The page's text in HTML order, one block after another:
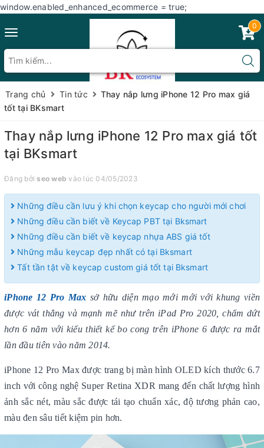
window.enabled_enhanced_ecommerce = true;
Toggle
0
Trang chủ Tin tức
Thay nắp lưng iPhone 12 Pro max giá
tốt tại BKsmart
Thay nắp lưng iPhone 12 Pro max giá tốt
tại BKsmart
Đăng bởiseo web vào lúc 04/05/2023
Những điều cần lưu ý khi chọn keycap cho người mới chơi
Những điều cần biết về Keycap PBT tại Bksmart
Những điều cần biết về keycap nhựa ABS giá tốt
Những mẫu keycap đẹp nhất có tại Bksmart
Tất tần tật về keycap custom giá tốt tại Bksmart
iPhone 12 Pro Max sở hữu diện mạo mới mới với khung viền
được vát thẳng và mạnh mẽ như trên iPad Pro 2020, chấm dứt
hơn 6 năm với kiểu thiết kế bo cong trên iPhone 6 được ra mắt
lần đầu tiên vào năm 2014.
iPhone 12 Pro Max được trang bị màn hình OLED kích thước 6.7
inch với công nghệ Super Retina XDR mang đến chất lượng hình
ảnh sắc nét, màu sắc được tái tạo chuẩn xác, độ tương phản cao,
màu đen sâu tiết kiệm pin hơn.